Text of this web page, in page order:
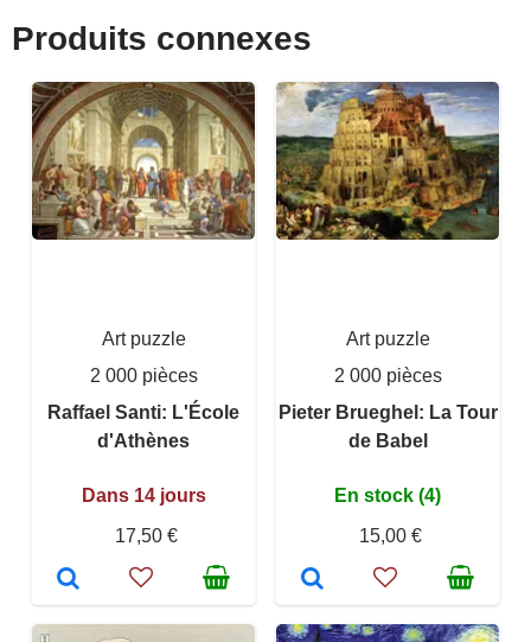
Produits connexes
Art puzzle
2 000 pièces
Raffael Santi: L'École
d'Athènes
Dans 14 jours
17,50 €
Art puzzle
2 000 pièces
Pieter Brueghel: La Tour
de Babel
En stock (4)
15,00 €